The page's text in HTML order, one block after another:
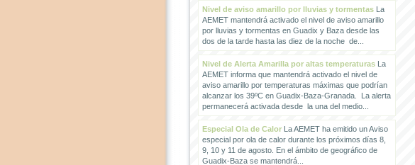
Nivel de aviso amarillo por lluvias y tormentasLa
AEMET mantendrá activado el nivel de aviso amarillo
por lluvias y tormentas en Guadix y Baza desde las
dos de la tarde hasta las diez de la noche de...
Nivel de Alerta Amarilla por altas temperaturasLa
AEMET informa que mantendrá activado el nivel de
aviso amarillo por temperaturas máximas que podrían
alcanzar los 39ºC en Guadix-Baza-Granada. La alerta
permanecerá activada desde la una del medio...
Especial Ola de CalorLa AEMET ha emitido un Aviso
especial por ola de calor durante los próximos días 8,
9, 10 y 11 de agosto. En el ámbito de geográfico de
Guadix-Baza se mantendrá...